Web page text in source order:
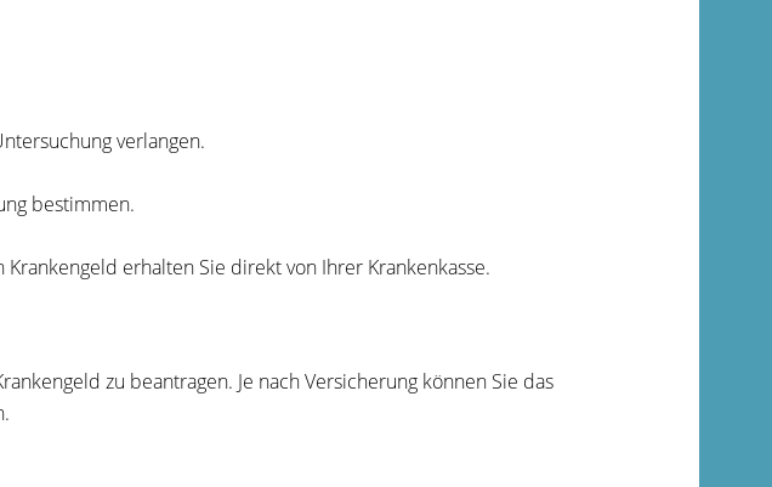
verlangen.
bestimmen.
erhalten Sie direkt von Ihrer Krankenkasse.
zu beantragen. Je nach Versicherung können Sie das